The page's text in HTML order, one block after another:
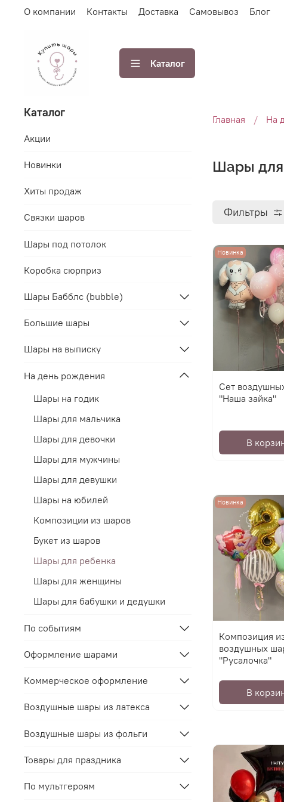
О компании Контакты Доставка Самовывоз Блог
Каталог
Главная На
Шары
Фильтры
Новинка
Сет
"Наша зайка"
В
Новинка
Композиция
воздушных
"Русалочка"
В
Каталог
Акции
Новинки
Хиты продаж
Связки шаров
Шары под потолок
Коробка сюрприз
Шары Бабблс (bubble)
Большие шары
Шары на выписку
На день рождения
Шары на годик
Шары для мальчика
Шары для девочки
Шары для мужчины
Шары для девушки
Шары на юбилей
Композиции из шаров
Букет из шаров
Шары для ребенка
Шары для женщины
Шары для бабушки и дедушки
По событиям
Оформление шарами
Коммерческое оформление
Воздушные шары из латекса
Воздушные шары из фольги
Товары для праздника
По мультгероям